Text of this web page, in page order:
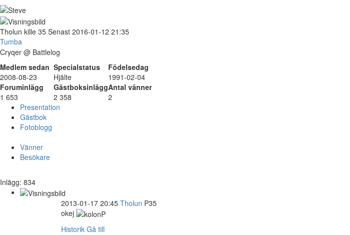
Tholun kille 35 Senast 2016-01-12 21:35
Tumba
Cryqer @ Battlelog
Medlem sedan Specialstatus
Födelsedag
2008-08-23
Hjälte
1991-02-04
Foruminlägg
GästboksinläggAntal vänner
1 653
2 358
2
Presentation
Gästbok
Fotoblogg
Vänner
Besökare
Inlägg: 834
2013-01-17 20:45 Tholun P35
okej
Historik Gå till